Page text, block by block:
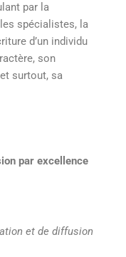
par la
spécialistes, la
d’un individu
son
surtout, sa
par excellence
et de diffusion